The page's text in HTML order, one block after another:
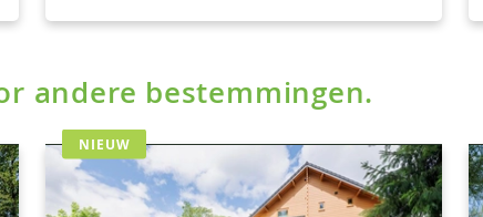
andere bestemmingen.